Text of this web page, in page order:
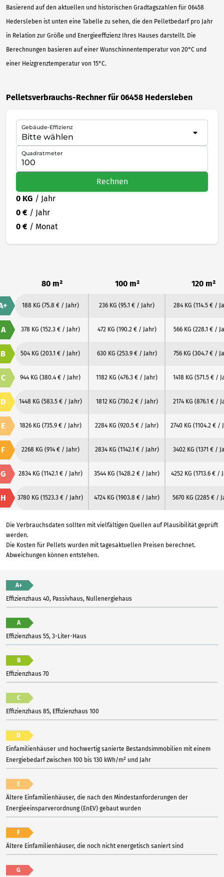
Basierend auf den aktuellen und historischen Gradtagszahlen für 06458
Hedersleben ist unten eine Tabelle zu sehen, die den Pelletbedarf pro Jahr
in Relation zur Größe und Energieeffizienz Ihres Hauses darstellt. Die
Berechnungen basieren auf einer Wunschinnentemperatur von 20°C und
einer Heizgrenztemperatur von 15°C.
Pelletsverbrauchs-Rechner für 06458 Hedersleben
Gebäude-Effizienz
Quadratmeter
Rechnen
0 KG / Jahr
0 € / Jahr
0 € / Monat
80 m² 100 m² 120 m²
188 KG (75.8 € / Jahr) 236 KG (95.1 € / Jahr) 284 KG (114.5 € /
A 378 KG (152.3 € / Jahr) 472 KG (190.2 € / Jahr) 566 KG (228.1 € /
B 504 KG (203.1 € / Jahr) 630 KG (253.9 € / Jahr) 756 KG (304.7 € /
C 944 KG (380.4 € / Jahr) 1182 KG (476.3 € / Jahr) 1418 KG (571.5 € /
D 1448 KG (583.5 € / Jahr) 1812 KG (730.2 € / Jahr) 2174 KG (876.1 € /
E 1826 KG (735.9 € / Jahr) 2284 KG (920.5 € / Jahr) 2740 KG (1104.2 € /
F 2268 KG (914 € / Jahr) 2834 KG (1142.1 € / Jahr) 3402 KG (1371 € /
G 2834 KG (1142.1 € / Jahr) 3544 KG (1428.2 € / Jahr) 4252 KG (1713.6 € /
H 3780 KG (1523.3 € / Jahr) 4724 KG (1903.8 € / Jahr) 5670 KG (2285 € /
Die Verbrauchsdaten sollten mit vielfältigen Quellen auf Plausibilität geprüft
werden.
Die Kosten für Pellets wurden mit tagesaktuellen Preisen berechnet.
Abweichungen können entstehen.
A+
Effizienzhaus 40, Passivhaus, Nullenergiehaus
A
Effizienzhaus 55, 3-Liter-Haus
B
Effizienzhaus 70
C
Effizienzhaus 85, Effizienzhaus 100
D
Einfamilienhäuser und hochwertig sanierte Bestandsimmobilien mit einem
Energiebedarf zwischen 100 bis 130 kWh/m² und Jahr
E
Ältere Einfamilienhäuser, die nach den Mindestanforderungen der
Energieeinsparverordnung (EnEV) gebaut wurden
F
Ältere Einfamilienhäuser, die noch nicht energetisch saniert sind
G